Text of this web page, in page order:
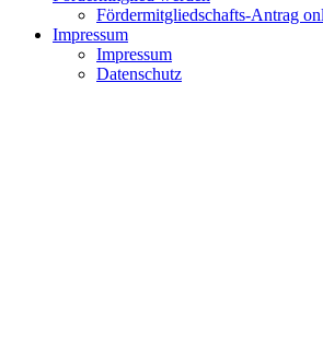
Fördermitgliedschafts-Antrag
Impressum
Impressum
Datenschutz